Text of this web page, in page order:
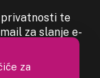
te
za slanje e-
za